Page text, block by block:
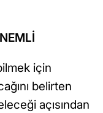
için
belirten
açısından